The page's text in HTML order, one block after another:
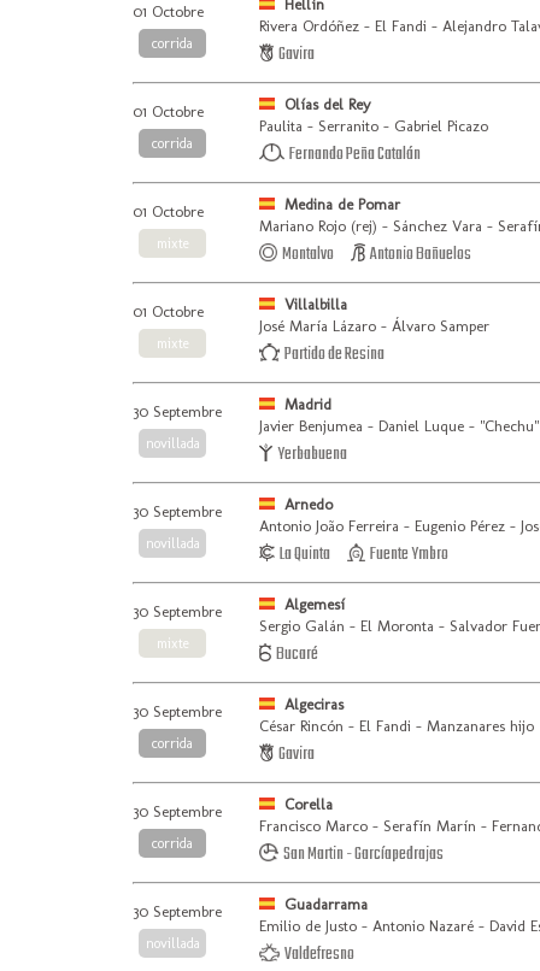
01 Octobre
corrida
Hellín
Rivera Ordóñez - El Fandi - Alejandro
Gavira
01 Octobre
corrida
Olías del Rey
Paulita - Serranito - Gabriel Picazo
Fernando Peña Catalán
01 Octobre
mixte
Medina de Pomar
Mariano Rojo (rej) - Sánchez Vara -
Montalvo Antonio Bañuelos
01 Octobre
mixte
Villalbilla
José María Lázaro - Álvaro Samper
Partido de Resina
30 Septembre
novillada
Madrid
Javier Benjumea - Daniel Luque - "Chechu"
Yerbabuena
30 Septembre
novillada
Arnedo
Antonio João Ferreira - Eugenio Pérez -
La Quinta Fuente Ymbro
30 Septembre
mixte
Algemesí
Sergio Galán - El Moronta - Salvador
Bucaré
30 Septembre
corrida
Algeciras
César Rincón - El Fandi - Manzanares hijo
Gavira
30 Septembre
corrida
Corella
Francisco Marco - Serafín Marín -
San Martin - Garcíapedrajas
30 Septembre
novillada
Guadarrama
Emilio de Justo - Antonio Nazaré - David
Valdefresno